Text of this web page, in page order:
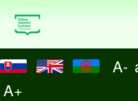
A-
A+